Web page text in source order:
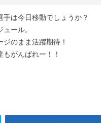
手は今日移動でしょうか？
ール。
のまま活躍期待！
がんばれー！！